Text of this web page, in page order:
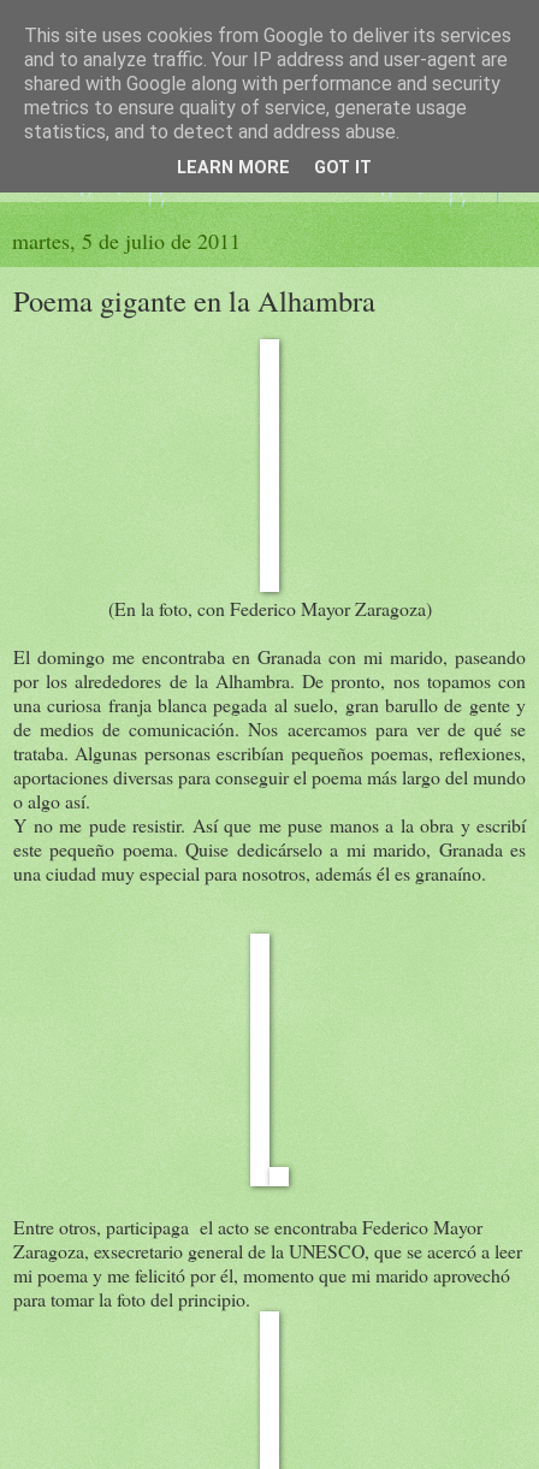
El sueño de las palabras
PÁGINA LITERARIA DE FELISA MORENO
martes, 5 de julio de 2011
Poema gigante en la Alhambra
(En la foto, con Federico Mayor Zaragoza)
El domingo me encontraba en Granada con mi marido, paseando
por los alrededores de la Alhambra. De pronto, nos topamos con
una curiosa franja blanca pegada al suelo, gran barullo de gente y
de medios de comunicación. Nos acercamos para ver de qué se
trataba. Algunas personas escribían pequeños poemas, reflexiones,
aportaciones diversas para conseguir el poema más largo del mundo
o algo así.
Y no me pude resistir. Así que me puse manos a la obra y escribí
este pequeño poema. Quise dedicárselo a mi marido, Granada es
una ciudad muy especial para nosotros, además él es granaíno.
Entre otros, participaga el acto se encontraba Federico Mayor
Zaragoza, exsecretario general de la UNESCO, que se acercó a leer
mi poema y me felicitó por él, momento que mi marido aprovechó
para tomar la foto del principio.
This site uses cookies from Google to deliver its services
and to analyze traffic. Your IP address and user-agent are
shared with Google along with performance and security
metrics to ensure quality of service, generate usage
statistics, and to detect and address abuse.
LEARN MORE GOT IT